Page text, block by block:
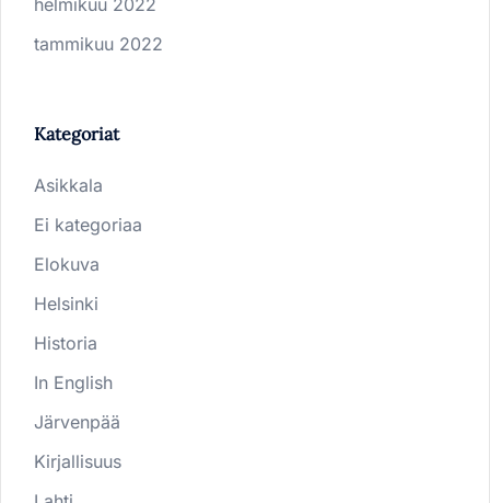
helmikuu 2022
tammikuu 2022
Kategoriat
Asikkala
Ei kategoriaa
Elokuva
Helsinki
Historia
In English
Järvenpää
Kirjallisuus